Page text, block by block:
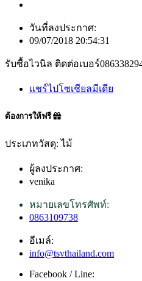
วันที่ลงประกาศ:
09/07/2018 20:54:31
รับซื้อไวนิล ติดต่อเบอร์
แชร์ไปโซเชียลมีเดีย
ต้องการให้ฟรี
ประเภทวัสดุ: ไม้
ผู้ลงประกาศ:
venika
หมายเลขโทรศัพท์:
0863109738
อีเมล์:
info@tsvthailand.com
Facebook / Line: